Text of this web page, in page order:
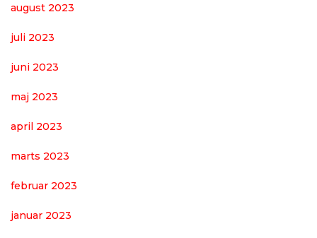
august 2023
juli 2023
juni 2023
maj 2023
april 2023
marts 2023
februar 2023
januar 2023